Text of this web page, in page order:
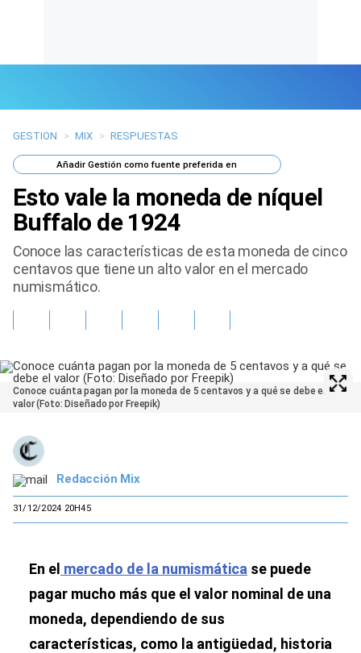
Últimas Noticias
Mi Bolsillo
Respuestas
Gente
Vida Laboral
Sports
GESTION > MIX > RESPUESTAS
AñadirGestión como fuente preferida en
Esto vale la moneda de níquel
Buffalo de 1924
Conoce las características de esta moneda de cinco
centavos que tiene un alto valor en el mercado
numismático.
Conoce cuánta pagan por la moneda de 5 centavos y a qué se debe el
valor (Foto: Diseñado por Freepik)
Redacción Mix
31/12/2024 20H45
En el mercado de la numismática se puede
pagar mucho más que el valor nominal de una
moneda, dependiendo de sus
características, como la antigüedad, historia